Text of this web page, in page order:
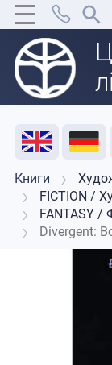
Акція Розпродаж Відгуки
Книги
FICTION /
FANTASY /
Divergent: